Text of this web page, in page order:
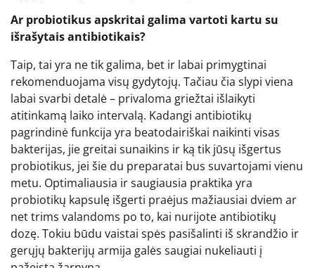
Ar probiotikus apskritai galima vartoti kartu su
išrašytais antibiotikais?
Taip, tai yra ne tik galima, bet ir labai primygtinai
rekomenduojama visų gydytojų. Tačiau čia slypi viena
labai svarbi detalė – privaloma griežtai išlaikyti
atitinkamą laiko intervalą. Kadangi antibiotikų
pagrindinė funkcija yra beatodairiškai naikinti visas
bakterijas, jie greitai sunaikins ir ką tik jūsų išgertus
probiotikus, jei šie du preparatai bus suvartojami vienu
metu. Optimaliausia ir saugiausia praktika yra
probiotikų kapsulę išgerti praėjus mažiausiai dviem ar
net trims valandoms po to, kai nurijote antibiotikų
dozę. Tokiu būdu vaistai spės pasišalinti iš skrandžio ir
gerųjų bakterijų armija galės saugiai nukeliauti į